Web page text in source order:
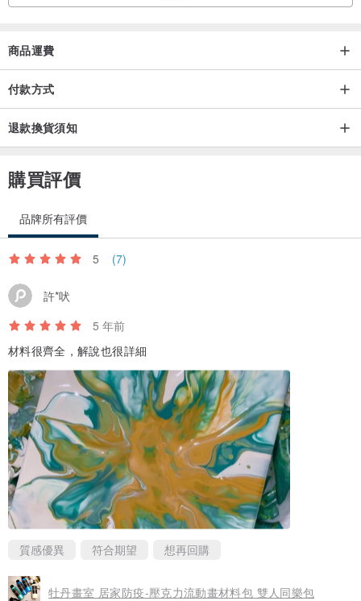
商品運費
付款方式
退款換貨須知
購買評價
品牌所有評價
5 (7)
許*吠
5 年前
材料很齊全，解說也很詳細
質感優異 符合期望 想再回購
牡丹畫室 居家防疫-壓克力流動畫材料包 雙人同樂包